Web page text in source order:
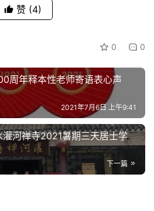
赞 (4)
0 0
周年释本性老师寄语表心声
2021年7月6日 上午9:41
河禅寺2021暑期三天居士学
下一篇